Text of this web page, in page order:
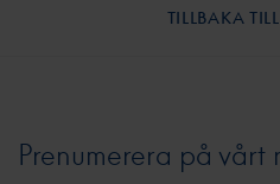
Prenumerera på vårt
TILLBAKA